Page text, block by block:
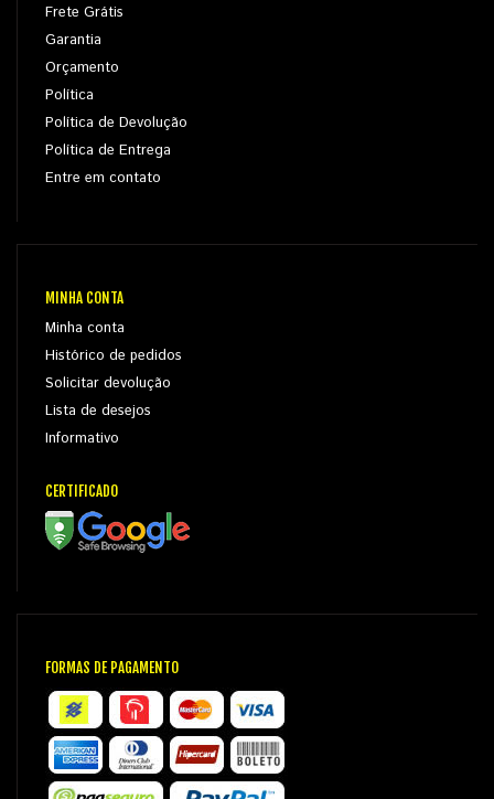
Frete Grátis
Garantia
Orçamento
Política
Política de Devolução
Política de Entrega
Entre em contato
MINHA CONTA
Minha conta
Histórico de pedidos
Solicitar devolução
Lista de desejos
Informativo
CERTIFICADO
FORMAS DE PAGAMENTO